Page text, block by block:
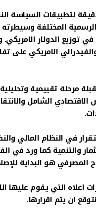
لتطبيقات السياسة
المختلفة
توزيع الدولار الامريكي.
والفيدرالي الامريكي
مرحلة تقييمية
الاقتصادي الشامل
في النظام المالي
المصرفي هو البداية
اعلاه التي يقوم
ان يتم اقرارها.